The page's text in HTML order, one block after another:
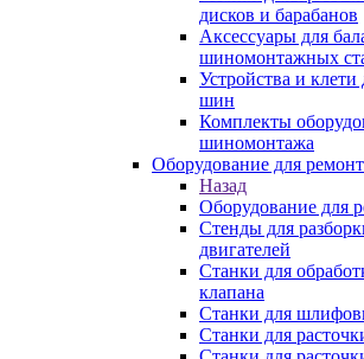
дисков и барабанов
Аксессуары для
шиномонтажных
Устройства и клети
шин
Комплекты
шиномонтажа
Оборудование для
Назад
Оборудование для
Стенды для
двигателей
Станки для
клапана
Станки для
Станки для